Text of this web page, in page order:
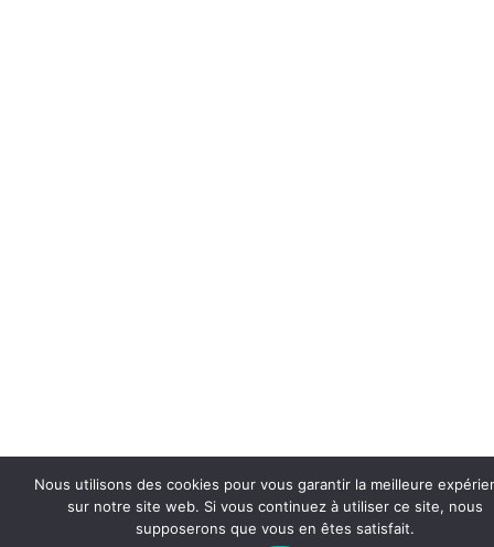
Nous utilisons des cookies pour vous garantir la meilleure
sur notre site web. Si vous continuez à utiliser ce site, nous
supposerons que vous en êtes satisfait.